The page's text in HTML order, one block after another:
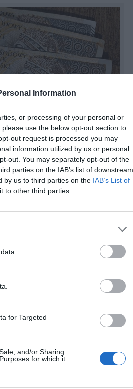
Information
or processing of your personal or
use the below opt-out section to
out request is processed you may
information utilized by us or personal
out. You may separately opt-out of the
parties on the IAB’s list of downstream
by us to third parties on the IAB’s List of
to other third parties.
for Targeted
and/or Sharing
for which it
chorobowy jest płatny przez ZUS